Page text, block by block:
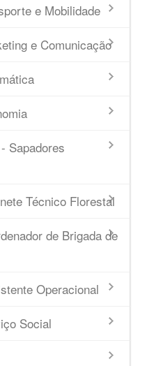
e Mobilidade
e Comunicação
Sapadores
Técnico Florestal
de Brigada de
Operacional
Social